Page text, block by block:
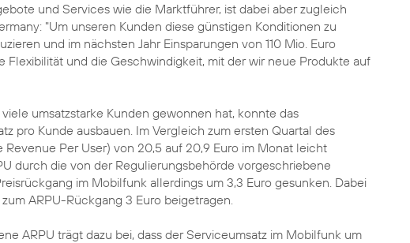
und Services wie die Marktführer, ist dabei aber zugleich
"Um unseren Kunden diese günstigen Konditionen zu
und im nächsten Jahr Einsparungen von 110 Mio. Euro
Flexibilität und die Geschwindigkeit, mit der wir neue Produkte auf
umsatzstarke Kunden gewonnen hat, konnte das
pro Kunde ausbauen. Im Vergleich zum ersten Quartal des
Per User) von 20,5 auf 20,9 Euro im Monat leicht
durch die von der Regulierungsbehörde vorgeschriebene
im Mobilfunk allerdings um 3,3 Euro gesunken. Dabei
ARPU-Rückgang 3 Euro beigetragen.
ARPU trägt dazu bei, dass der Serviceumsatz im Mobilfunk um